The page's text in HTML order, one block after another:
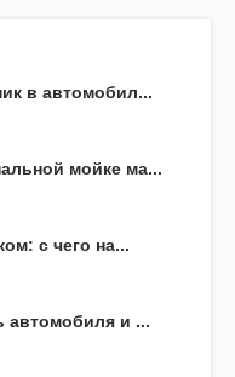
в автомобил...
мойке ма...
с чего на...
автомобиля и ...